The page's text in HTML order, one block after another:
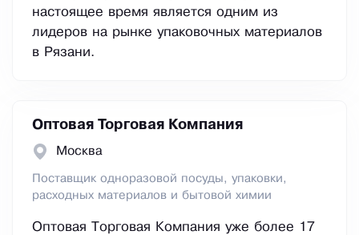
настоящее время является одним из
лидеров на рынке упаковочных материалов
в Рязани.
Оптовая Торговая Компания
Москва
Поставщик одноразовой посуды, упаковки,
расходных материалов и бытовой химии
Оптовая Торговая Компания уже более 17